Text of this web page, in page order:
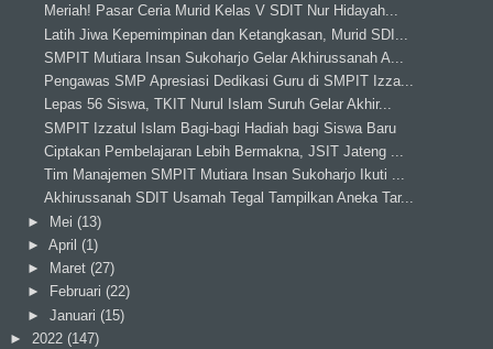
Meriah! Pasar Ceria Murid Kelas V SDIT Nur Hidayah...
Latih Jiwa Kepemimpinan dan Ketangkasan, Murid SDI...
SMPIT Mutiara Insan Sukoharjo Gelar Akhirussanah A...
Pengawas SMP Apresiasi Dedikasi Guru di SMPIT Izza...
Lepas 56 Siswa, TKIT Nurul Islam Suruh Gelar Akhir...
SMPIT Izzatul Islam Bagi-bagi Hadiah bagi Siswa Baru
Ciptakan Pembelajaran Lebih Bermakna, JSIT Jateng ...
Tim Manajemen SMPIT Mutiara Insan Sukoharjo Ikuti ...
Akhirussanah SDIT Usamah Tegal Tampilkan Aneka Tar...
► Mei (13)
► April (1)
►
Maret (27)
►
Februari (22)
► Januari (15)
► 2022 (147)